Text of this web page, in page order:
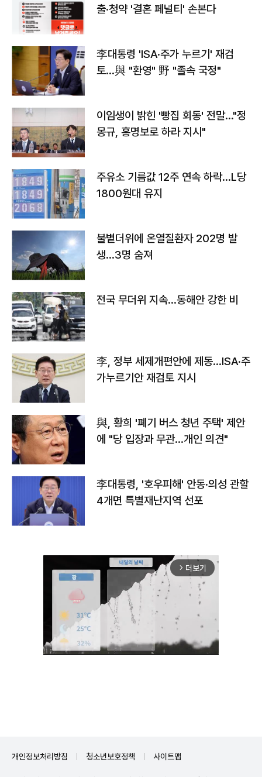
출·청약 '결혼 페널티' 손본다
李대통령 'ISA·주가 누르기' 재검
토…與 "환영" 野 "졸속 국정"
이임생이 밝힌 '빵집 회동' 전말…"정
몽규, 홍명보로 하라 지시"
주유소 기름값 12주 연속 하락…L당
1800원대 유지
불볕더위에 온열질환자 202명 발
생…3명 숨져
전국 무더위 지속…동해안 강한 비
李, 정부 세제개편안에 제동…ISA·주
가누르기안 재검토 지시
與, 황희 '폐기 버스 청년 주택' 제안
에 "당 입장과 무관…개인 의견"
李대통령, '호우피해' 안동·의성 관할
4개면 특별재난지역 선포
arrow_forward_ios 더보기
개인정보처리방침 청소년보호정책 사이트맵